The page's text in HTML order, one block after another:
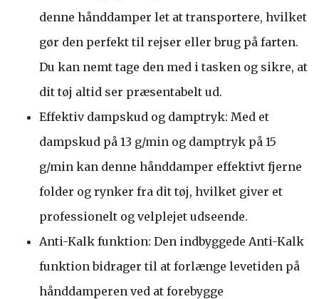
denne hånddamper let at transportere, hvilket
gør den perfekt til rejser eller brug på farten.
Du kan nemt tage den med i tasken og sikre, at
dit tøj altid ser præsentabelt ud.
Effektiv dampskud og damptryk: Med et
dampskud på 13 g/min og damptryk på 15
g/min kan denne hånddamper effektivt fjerne
folder og rynker fra dit tøj, hvilket giver et
professionelt og velplejet udseende.
Anti-Kalk funktion: Den indbyggede Anti-Kalk
funktion bidrager til at forlænge levetiden på
hånddamperen ved at forebygge